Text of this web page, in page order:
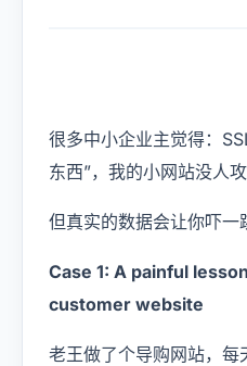
很多中小企业主觉得：
东西”，我的小网站没人
但真实的数据会让你吓一
Case 1: A painful
customer website
老王做了个导购网站，